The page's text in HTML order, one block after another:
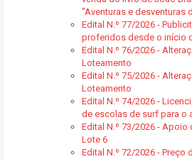
"Aventuras e desventuras
Edital N.º 77/2026 -
proferidos desde o início
Edital N.º 76/2026 -
Loteamento
Edital N.º 75/2026 -
Loteamento
Edital N.º 74/2026 -
de escolas de surf para o
Edital N.º 73/2026 - Apoio
Lote 6
Edital N.º 72/2026 - Preço